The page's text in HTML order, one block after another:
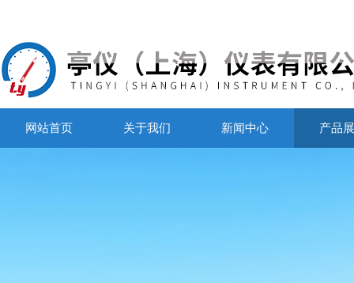
网站首页 关于我们 新闻中心 产品